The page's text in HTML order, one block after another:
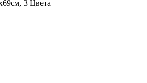
3 Цвета